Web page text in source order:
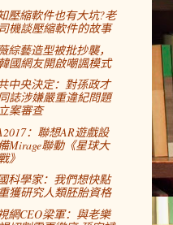
壓縮軟件也有大坑?老
司機談壓縮軟件的故事
綜藝造型被批抄襲，
國網友開啟嘲諷模式
中央決定：對孫政才
誌涉嫌嚴重違紀問題
案審查
：聯想AR遊戲設
備Mirage聯動《星球大
》
科學家：我們想快點
獲研究人類胚胎資格
網CEO梁軍：與老樂